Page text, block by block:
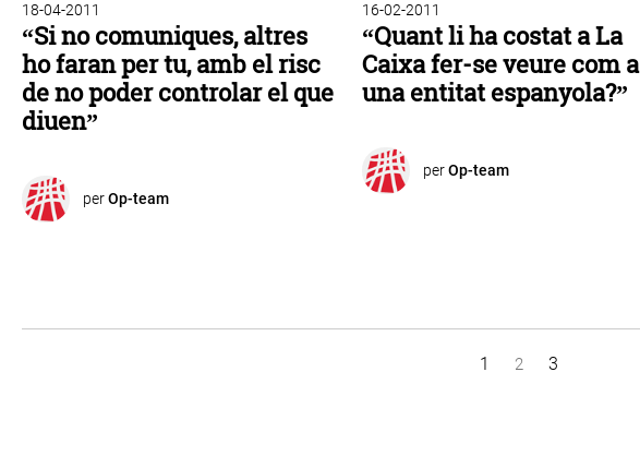
18-04-2011
“Si no comuniques, altres
ho faran per tu, amb el risc
de no poder controlar el que
diuen”
perOp-team
16-02-2011
“Quant li ha costat a La
Caixa fer-se veure com a
una entitat espanyola?”
perOp-team
1 2 3